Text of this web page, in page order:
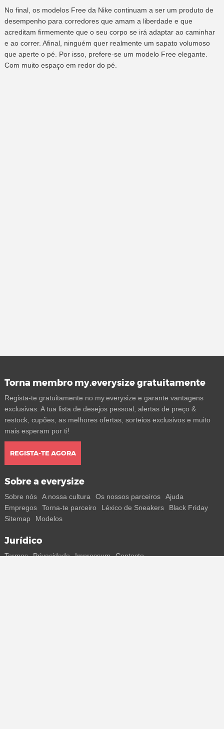
No final, os modelos Free da Nike continuam a ser um produto de
desempenho para corredores que amam a liberdade e que
acreditam firmemente que o seu corpo se irá adaptar ao caminhar
e ao correr. Afinal, ninguém quer realmente um sapato volumoso
que aperte o pé. Por isso, prefere-se um modelo Free elegante.
Com muito espaço em redor do pé.
Torna membro my.everysize gratuitamente
Regista-te gratuitamente no my.everysize e garante vantagens
exclusivas. A tua lista de desejos pessoal, alertas de preço &
restock, cupões, as melhores ofertas, sorteios exclusivos e muito
mais esperam por ti!
REGISTA-TE AGORA
Sobre a everysize
Sobre nós A nossa cultura Os nossos parceiros
Ajuda
Empregos
Torna-te parceiro Léxico de Sneakers
Black Friday
Sitemap
Modelos
Jurídico
Termos Privacidade Impressum Contacto